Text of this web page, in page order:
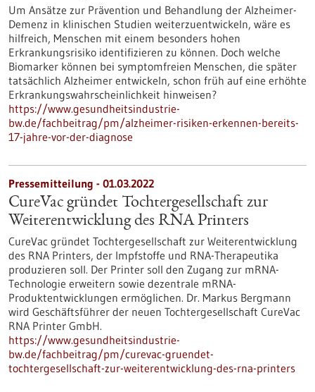
Um Ansätze zur Prävention und Behandlung der Alzheimer-
Demenz in klinischen Studien weiterzuentwickeln, wäre es
hilfreich, Menschen mit einem besonders hohen
Erkrankungsrisiko identifizieren zu können. Doch welche
Biomarker können bei symptomfreien Menschen, die später
tatsächlich Alzheimer entwickeln, schon früh auf eine erhöhte
Erkrankungswahrscheinlichkeit hinweisen?
https://www.gesundheitsindustrie-
bw.de/fachbeitrag/pm/alzheimer-risiken-erkennen-bereits-
17-jahre-vor-der-diagnose
Pressemitteilung - 01.03.2022
CureVac gründet Tochtergesellschaft zur
Weiterentwicklung des RNA Printers
CureVac gründet Tochtergesellschaft zur Weiterentwicklung
des RNA Printers, der Impfstoffe und RNA-Therapeutika
produzieren soll. Der Printer soll den Zugang zur mRNA-
Technologie erweitern sowie dezentrale mRNA-
Produktentwicklungen ermöglichen. Dr. Markus Bergmann
wird Geschäftsführer der neuen Tochtergesellschaft CureVac
RNA Printer GmbH.
https://www.gesundheitsindustrie-
bw.de/fachbeitrag/pm/curevac-gruendet-
tochtergesellschaft-zur-weiterentwicklung-des-rna-printers